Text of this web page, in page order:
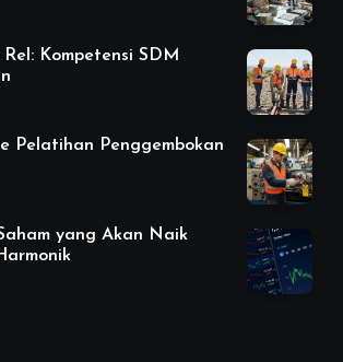
Rel: Kompetensi SDM
Pelatihan Penggembokan
yang Akan Naik